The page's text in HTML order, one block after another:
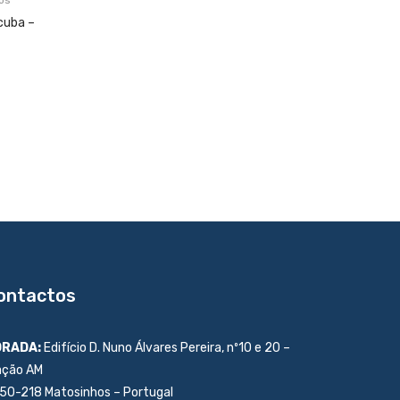
–
Edifício D. Nuno Álvares Pereira, nº10 e 20 –
AM
218 Matosinhos – Portugal